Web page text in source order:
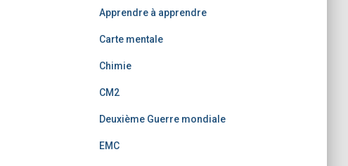
Apprendre à apprendre
Carte mentale
Chimie
CM2
Deuxième Guerre mondiale
EMC